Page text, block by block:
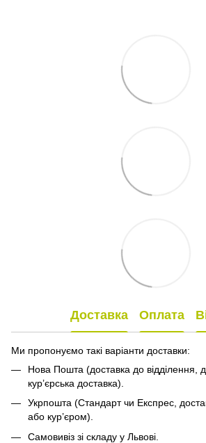
Доставка Оплата
Ми пропонуємо такі варіанти доставки:
Нова Пошта (доставка до відділення,
кур’єрська доставка).
Укрпошта (Стандарт чи Експрес,
або кур’єром).
Самовивіз зі складу у Львові.